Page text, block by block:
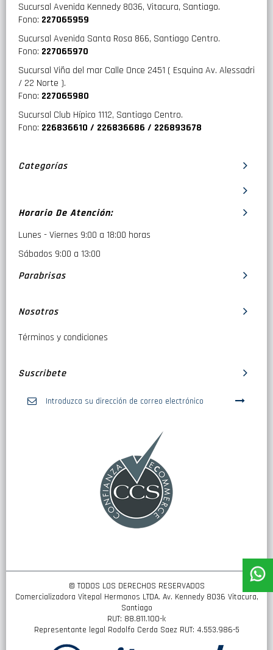
Cuenta con una capa interior de metal para distribuir la
presión en el capó del vehículo para evitar daños. Una gran
adición a cualquier dispositivo de configuración.
Sucursal Avenida Kennedy 8036, Vitacura, Santiago.
Fono: 227065959
Sucursal Avenida Santa Rosa 866, Santiago Centro.
Fono: 227065970
Sucursal Viña del mar Calle Once 2451 ( Esquina Av. Alessadri
/ 22 Norte ).
Fono: 227065980
Sucursal Club Hípico 1112, Santiago Centro.
Fono: 226836610 / 226836686 / 226893678
Categorías
Horario De Atención:
Lunes - Viernes 9:00 a 18:00 horas
Sábados 9:00 a 13:00
Parabrisas
Nosotros
Términos y condiciones
Suscribete
© TODOS LOS DERECHOS RESERVADOS
Comercializadora Vitepal Hermanos LTDA. Av. Kennedy 8036 Vitacura,
Santiago
RUT: 88.811.100-k
Representante legal Rodolfo Cerda Saez RUT: 4.553.986-5